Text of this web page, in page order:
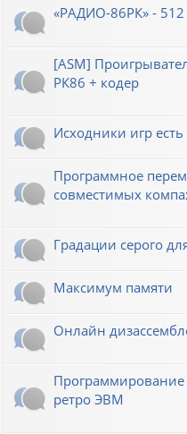
«РАДИО-86РК» -
[ASM]
РК86 + кодер
Исходники игр есть
Программное
совместимых
Градации серого
Максимум памяти
Онлайн
ретро ЭВМ